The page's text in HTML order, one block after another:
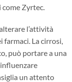
Zyrtec.
l’attività
farmaci. La cirrosi,
può portare a una
un attento